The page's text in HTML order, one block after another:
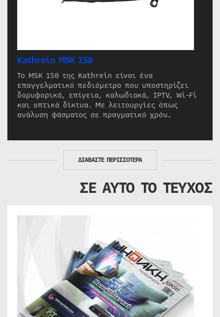
Kathrein MSK 150
Το MSK 150 της Kathrein είναι ένα
επαγγελματικό πεδιόμετρο που υποστηρίζει
δορυφορικά, επίγεια, καλωδιακά, IPTV, Wi-Fi
και οπτικά δίκτυα. Με λειτουργίες όπως
ανάλυση φάσματος σε πραγματικό χρόν…
ΔΙΑΒΑΣΤΕ ΠΕΡΙΣΣΟΤΕΡΑ
ΣΕ ΑΥΤΟ ΤΟ ΤΕΥΧΟΣ